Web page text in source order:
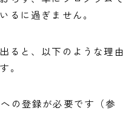
るに過ぎません。
ると、以下のような理由
。
の登録が必要です（参